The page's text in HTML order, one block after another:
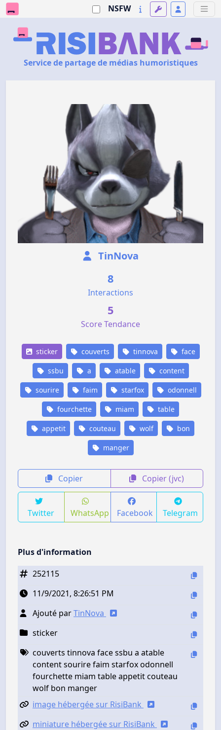
NSFW
Service de partage de médias humoristiques
TinNova
8
Interactions
5
Score Tendance
sticker couverts tinnova face
ssbu a atable content
sourire faim starfox odonnell
fourchette miam table
appetit couteau wolf bon
manger
Copier Copier (jvc)
Twitter WhatsApp Facebook Telegram
Plus d'information
252115
11/9/2021, 8:26:51 PM
Ajouté parTinNova
sticker
couverts tinnova face ssbu a atable
content sourire faim starfox odonnell
fourchette miam table appetit couteau
wolf bon manger
image hébergée sur RisiBank
miniature hébergée sur RisiBank